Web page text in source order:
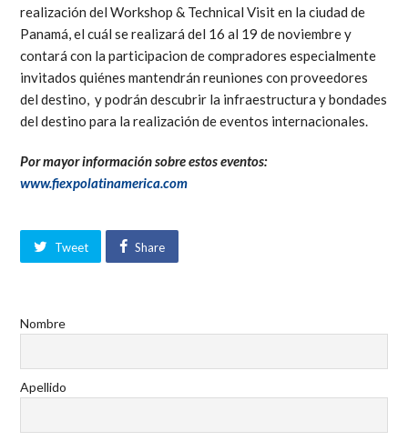
realización del Workshop & Technical Visit en la ciudad de
Panamá, el cuál se realizará del 16 al 19 de noviembre y
contará con la participacion de compradores especialmente
invitados quiénes mantendrán reuniones con proveedores
del destino, y podrán descubrir la infraestructura y bondades
del destino para la realización de eventos internacionales.
Por mayor información sobre estos eventos:
www.fiexpolatinamerica.com
Tweet Share
Nombre
Apellido